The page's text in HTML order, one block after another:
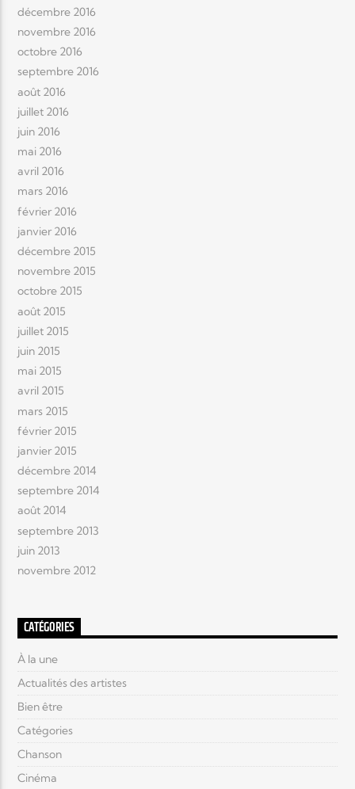
décembre 2016
novembre 2016
octobre 2016
septembre 2016
août 2016
juillet 2016
juin 2016
mai 2016
avril 2016
mars 2016
février 2016
janvier 2016
décembre 2015
novembre 2015
octobre 2015
août 2015
juillet 2015
juin 2015
mai 2015
avril 2015
mars 2015
février 2015
janvier 2015
décembre 2014
septembre 2014
août 2014
septembre 2013
juin 2013
novembre 2012
CATÉGORIES
À la une
Actualités des artistes
Bien être
Catégories
Chanson
Cinéma